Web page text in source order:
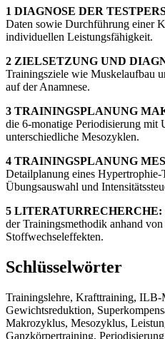
1 DIAGNOSE DER
Daten sowie Durchführung einer
individuellen Leistungsfähigkeit.
2 ZIELSETZUNG UND
Trainingsziele wie Muskelaufbau
auf der Anamnese.
3 TRAININGSPLANUNG
die 6-monatige Periodisierung mit
unterschiedliche Mesozyklen.
4 TRAININGSPLANUNG
Detailplanung eines
Übungsauswahl und
5 LITERATURRECHERCHE:
der Trainingsmethodik anhand
Stoffwechseleffekten.
Schlüsselwörter
Trainingslehre, Krafttraining, ILB-
Gewichtsreduktion,
Makrozyklus, Mesozyklus,
Ganzkörpertraining,